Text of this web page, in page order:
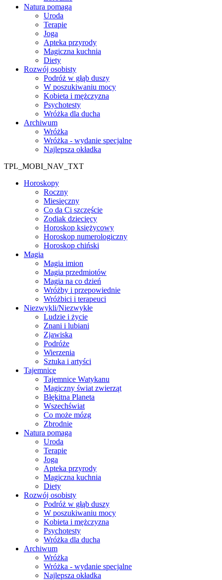
Natura pomaga
Uroda
Terapie
Joga
Apteka przyrody
Magiczna kuchnia
Diety
Rozwój osobisty
Podróż w głąb duszy
W poszukiwaniu mocy
Kobieta i mężczyzna
Psychotesty
Wróżka dla ducha
Archiwum
Wróżka
Wróżka - wydanie specjalne
Najlepsza okładka
TPL_MOBI_NAV_TXT
Horoskopy
Roczny
Miesięczny
Co da Ci szczęście
Zodiak dziecięcy
Horoskop księżycowy
Horoskop numerologiczny
Horoskop chiński
Magia
Magia imion
Magia przedmiotów
Magia na co dzień
Wróżby i przepowiednie
Wróżbici i terapeuci
Niezwykli/Niezwykłe
Ludzie i życie
Znani i lubiani
Zjawiska
Podróże
Wierzenia
Sztuka i artyści
Tajemnice
Tajemnice Watykanu
Magiczny świat zwierząt
Błękitna Planeta
Wszechświat
Co może mózg
Zbrodnie
Natura pomaga
Uroda
Terapie
Joga
Apteka przyrody
Magiczna kuchnia
Diety
Rozwój osobisty
Podróż w głąb duszy
W poszukiwaniu mocy
Kobieta i mężczyzna
Psychotesty
Wróżka dla ducha
Archiwum
Wróżka
Wróżka - wydanie specjalne
Najlepsza okładka